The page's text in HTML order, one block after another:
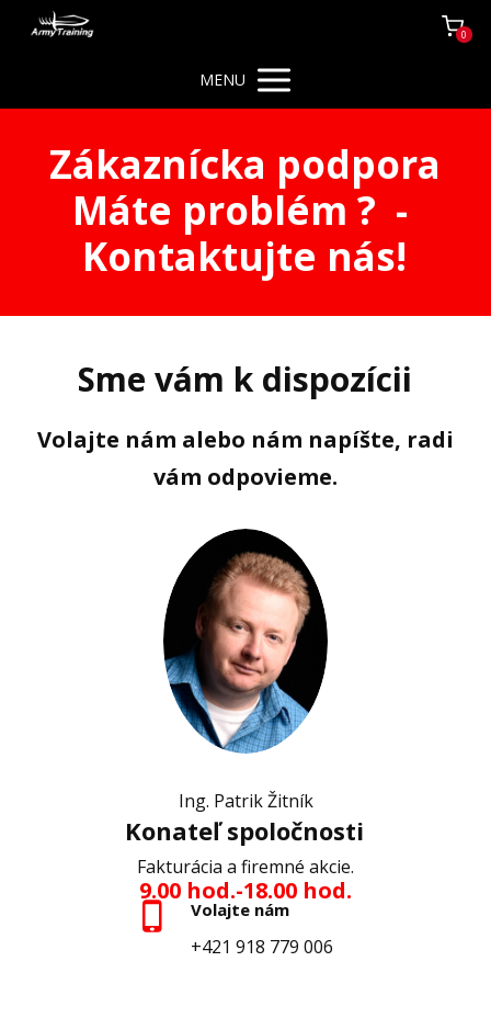
0
MENU
Zákaznícka podpora
Máte problém ? -
Kontaktujte nás!
Sme vám k dispozícii
Volajte nám alebo nám napíšte, radi
vám odpovieme.
Ing. Patrik Žitník
Konateľ spoločnosti
Fakturácia a firemné akcie.
9.00 hod.-18.00 hod.
Volajte nám
+421 918 779 006